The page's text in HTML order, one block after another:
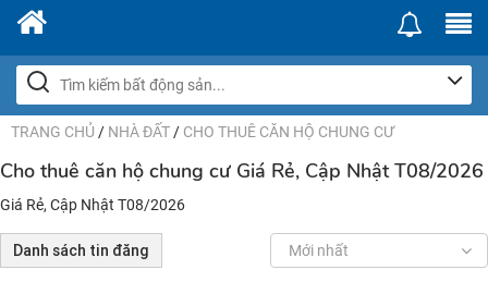
TRANG CHỦ / NHÀ ĐẤT / CHO THUÊ CĂN HỘ CHUNG CƯ
Cho thuê căn hộ chung cư Giá Rẻ, Cập Nhật T08/2026
Giá Rẻ, Cập Nhật T08/2026
Danh sách tin đăng Mới nhất